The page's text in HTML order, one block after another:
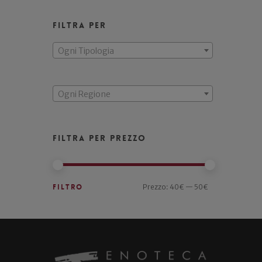
Filtra per
Ogni Tipologia
Ogni Regione
Filtra per prezzo
Filtro Prezzo: 40€ — 50€